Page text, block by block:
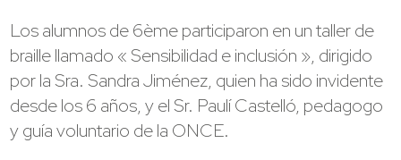
Los alumnos de 6ème participaron en un taller de
braille llamado « Sensibilidad e inclusión », dirigido
por la Sra. Sandra Jiménez, quien ha sido invidente
desde los 6 años, y el Sr. Paulí Castelló, pedagogo
y guía voluntario de la ONCE.